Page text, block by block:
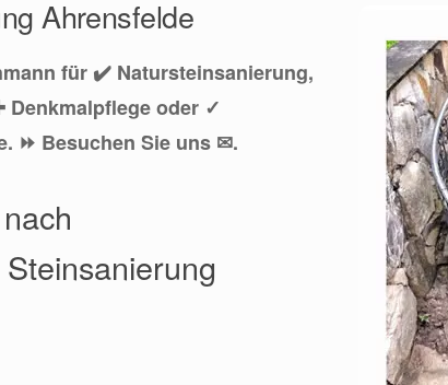
Ahrensfelde
für ✔️ Natursteinsanierung,
Denkmalpflege oder ✓
⏩ Besuchen Sie uns ✉.